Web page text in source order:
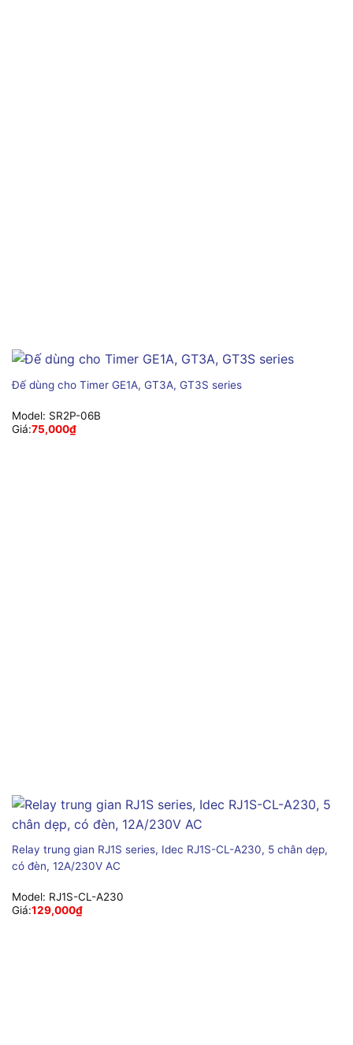
Đế dùng cho Timer GE1A, GT3A, GT3S series
Model: SR2P-06B
Giá:75,000₫
Relay trung gian RJ1S series, Idec RJ1S-CL-A230, 5 chân dẹp,
có đèn, 12A/230V AC
Model: RJ1S-CL-A230
Giá:129,000₫